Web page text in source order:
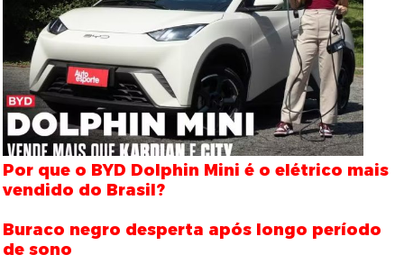
Por que o BYD Dolphin Mini é o elétrico mais
vendido do Brasil?
Buraco negro desperta após longo período
de sono